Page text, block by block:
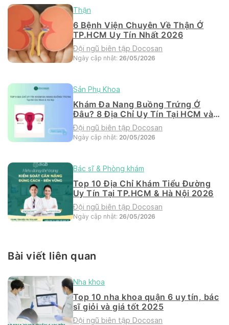
Thận
6 Bệnh Viện Chuyên Về Thận Ở
TP.HCM Uy Tín Nhất 2026
Đội ngũ biên tập Docosan
Ngày cập nhật: 26/05/2026
Sản Phụ Khoa
Khám Đa Nang Buồng Trứng Ở
Đâu? 8 Địa Chỉ Uy Tín Tại HCM và
Hà Nội 2026
Đội ngũ biên tập Docosan
Ngày cập nhật: 20/05/2026
Bác sĩ & Phòng khám
Top 10 Địa Chỉ Khám Tiểu Đường
Uy Tín Tại TP.HCM & Hà Nội 2026
Đội ngũ biên tập Docosan
Ngày cập nhật: 26/05/2026
Bài viết liên quan
Nha khoa
Top 10 nha khoa quận 6 uy tín, bác
sĩ giỏi và giá tốt 2025
Đội ngũ biên tập Docosan